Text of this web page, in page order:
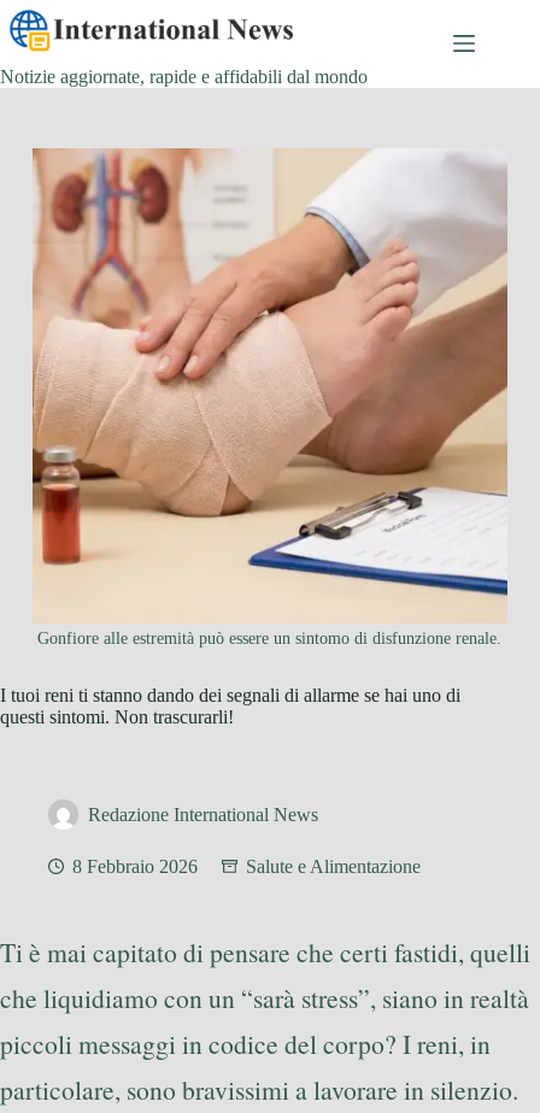
Salta
al
contenuto
Notizie aggiornate, rapide e affidabili dal mondo
Gonfiore alle estremità può essere un sintomo di disfunzione renale.
I tuoi reni ti stanno dando dei segnali di allarme se hai uno di
questi sintomi. Non trascurarli!
Redazione International News
8 Febbraio 2026 Salute e Alimentazione
Ti è mai capitato di pensare che certi fastidi, quelli
che liquidiamo con un “sarà stress”, siano in realtà
piccoli messaggi in codice del corpo? I reni, in
particolare, sono bravissimi a lavorare in silenzio.